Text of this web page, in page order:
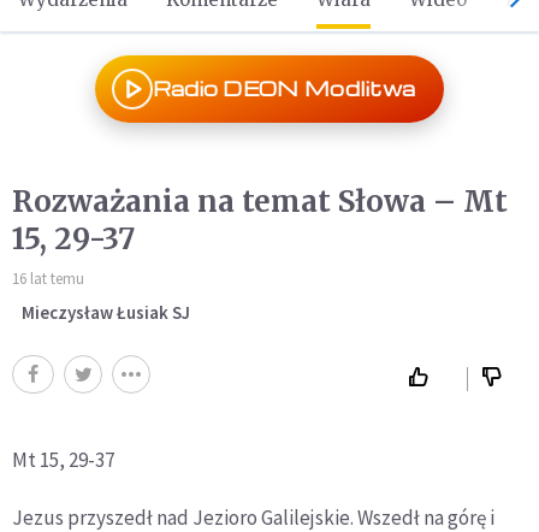
Radio DEON Modlitwa
Rozważania na temat Słowa – Mt
15, 29-37
16 lat temu
Mieczysław Łusiak SJ
Mt 15, 29-37
Jezus przyszedł nad Jezioro Galilejskie. Wszedł na górę i